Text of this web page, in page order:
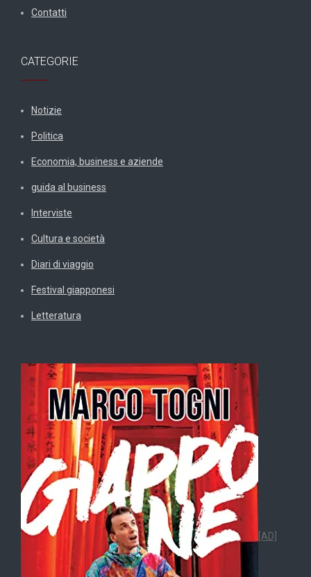
Contatti
CATEGORIE
Notizie
Politica
Economia, business e aziende
guida al business
Interviste
Cultura e società
Diari di viaggio
Festival giapponesi
Letteratura
[AD]